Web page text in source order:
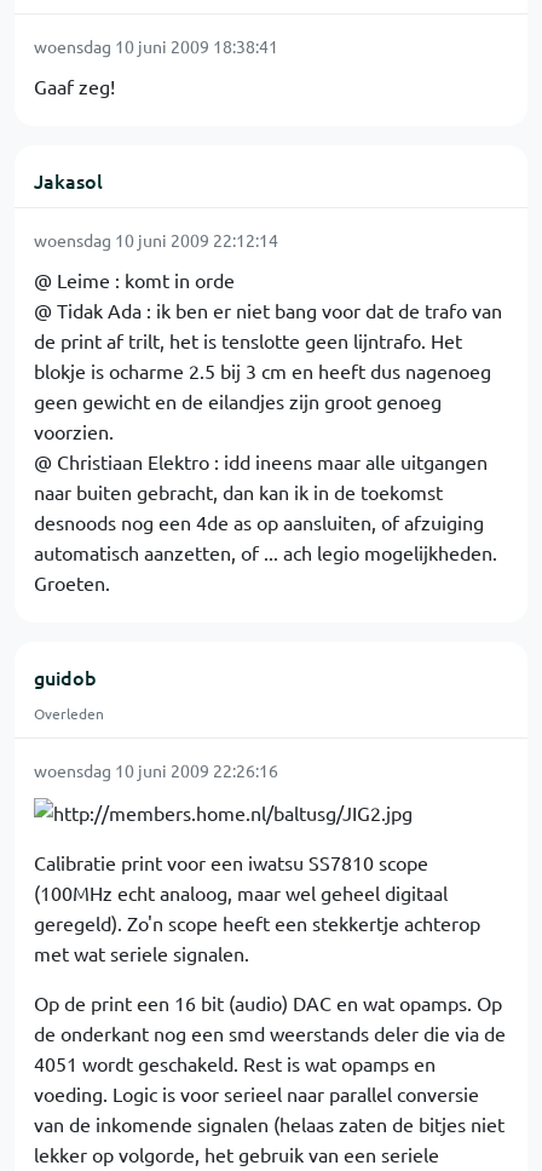
woensdag 10 juni 2009 18:38:41
Gaaf zeg!
Jakasol
woensdag 10 juni 2009 22:12:14
@ Leime : komt in orde
@ Tidak Ada : ik ben er niet bang voor dat de trafo van
de print af trilt, het is tenslotte geen lijntrafo. Het
blokje is ocharme 2.5 bij 3 cm en heeft dus nagenoeg
geen gewicht en de eilandjes zijn groot genoeg
voorzien.
@ Christiaan Elektro : idd ineens maar alle uitgangen
naar buiten gebracht, dan kan ik in de toekomst
desnoods nog een 4de as op aansluiten, of afzuiging
automatisch aanzetten, of ... ach legio mogelijkheden.
Groeten.
guidob
Overleden
woensdag 10 juni 2009 22:26:16
Calibratie print voor een iwatsu SS7810 scope
(100MHz echt analoog, maar wel geheel digitaal
geregeld). Zo'n scope heeft een stekkertje achterop
met wat seriele signalen.
Op de print een 16 bit (audio) DAC en wat opamps. Op
de onderkant nog een smd weerstands deler die via de
4051 wordt geschakeld. Rest is wat opamps en
voeding. Logic is voor serieel naar parallel conversie
van de inkomende signalen (helaas zaten de bitjes niet
lekker op volgorde, het gebruik van een seriele